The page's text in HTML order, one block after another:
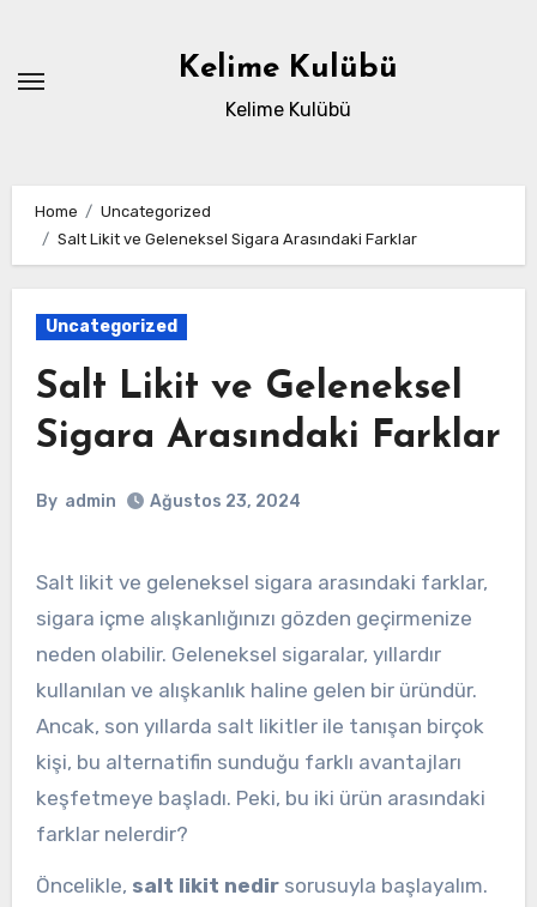
content
Kelime Kulübü
Kelime Kulübü
Home
Uncategorized
Salt Likit ve Geleneksel Sigara Arasındaki Farklar
Uncategorized
Salt Likit ve Geleneksel
Sigara Arasındaki Farklar
By admin Ağustos 23, 2024
Salt likit ve geleneksel sigara arasındaki farklar,
sigara içme alışkanlığınızı gözden geçirmenize
neden olabilir. Geleneksel sigaralar, yıllardır
kullanılan ve alışkanlık haline gelen bir üründür.
Ancak, son yıllarda salt likitler ile tanışan birçok
kişi, bu alternatifin sunduğu farklı avantajları
keşfetmeye başladı. Peki, bu iki ürün arasındaki
farklar nelerdir?
Öncelikle, salt likit nedirsorusuyla başlayalım.